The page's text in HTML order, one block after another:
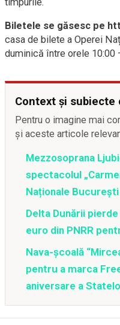
timpurile.
Biletele se găsesc pe
casa de bilete a Operei
duminică între orele 10:00
Context și subiecte
Pentru o imagine mai
și aceste articole
Mezzosoprana
spectacolul
Naționale București
Delta Dunării
euro din PNRR
Nava-școală
pentru a marca
aniversare a